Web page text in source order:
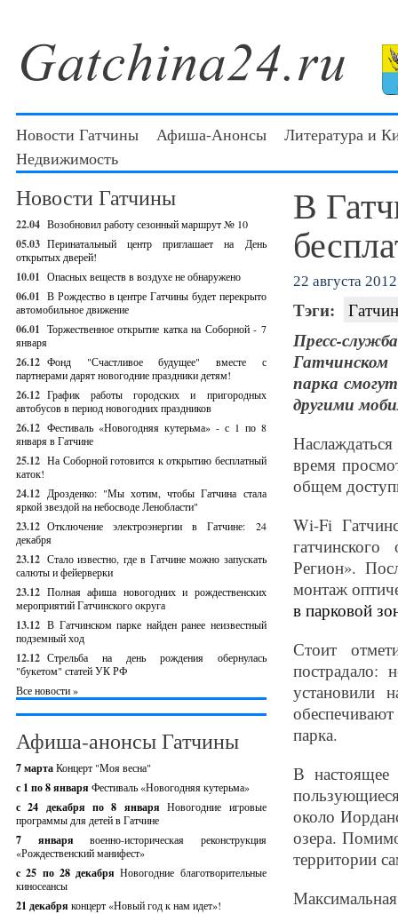
Новости Гатчины Афиша-Анонсы
Литература и
Недвижимость
Новости Гатчины
22.04 Возобновил работу сезонный маршрут № 10
05.03 Перинатальный центр приглашает на День
открытых дверей!
10.01 Опасных веществ в воздухе не обнаружено
06.01 В Рождество в центре Гатчины будет перекрыто
автомобильное движение
06.01 Торжественное открытие катка на Соборной - 7
января
26.12 Фонд "Счастливое будущее" вместе с
партнерами дарят новогодние праздники детям!
26.12 График работы городских и пригородных
автобусов в период новогодних праздников
26.12 Фестиваль «Новогодняя кутерьма» - с 1 по 8
января в Гатчине
25.12 На Соборной готовится к открытию бесплатный
каток!
24.12 Дрозденко: "Мы хотим, чтобы Гатчина стала
яркой звездой на небосводе Ленобласти"
23.12 Отключение электроэнергии в Гатчине: 24
декабря
23.12 Стало известно, где в Гатчине можно запускать
салюты и фейерверки
23.12 Полная афиша новогодних и рождественских
мероприятий Гатчинского округа
13.12 В Гатчинском парке найден ранее неизвестный
подземный ход
12.12 Стрельба на день рождения обернулась
"букетом" статей УК РФ
Все новости »
Афиша-анонсы Гатчины
7 мартаКонцерт "Моя весна"
с 1 по 8 января Фестиваль «Новогодняя кутерьма»
с 24 декабря по 8 январяНовогодние игровые
программы для детей в Гатчине
7 январявоенно-историческая реконструкция
«Рождественский манифест»
c 25 по 28 декабряНовогодние благотворительные
киносеансы
21 декабря концерт «Новый год к нам идет»!
В
22 августа 2012
Тэги:
Пресс-
Гатчинском
парка
другими
время
общем
Wi-Fi
Регион».
монтаж
в парковой
Стоит
пострадало:
установили
парка.
В настоящее
около
озера.
территории